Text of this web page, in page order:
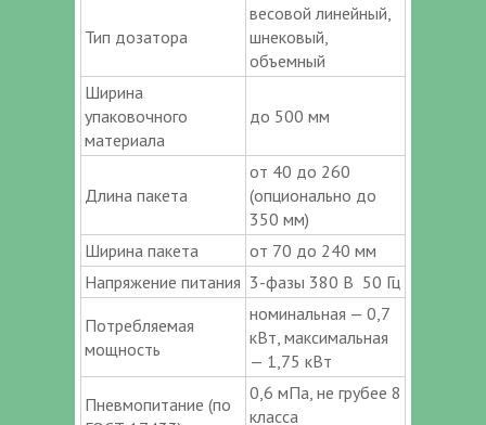
Тип дозатора
весовой линейный,
шнековый,
объемный
Ширина
упаковочного
материала
до 500 мм
Длина пакета
от 40 до 260
(опционально до
350 мм)
Ширина пакета
от 70 до 240 мм
Напряжение питания 3-фазы 380 В 50 Гц
Потребляемая
мощность
номинальная — 0,7
кВт, максимальная
— 1,75 кВт
Пневмопитание (по
0,6 мПа, не грубее 8
класса